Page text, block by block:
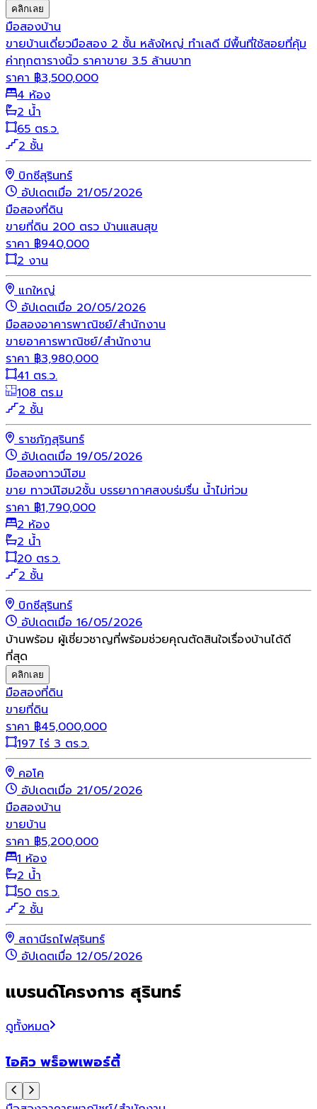
คลิกเลย
มือสองบ้าน
ขายบ้านเดี่ยวมือสอง 2 ชั้น หลังใหญ่ ทำเลดี มีพื้นที่ใช้สอยที่คุ้ม
ค่าทุกตารางนิ้ว ราคาขาย 3.5 ล้านบาท
ราคา ฿3,500,000
4 ห้อง
2 น้ำ
65 ตร.ว.
2 ชั้น
บิกซีสุรินทร์
อัปเดตเมื่อ 21/05/2026
มือสองที่ดิน
ขายที่ดิน 200 ตรว บ้านแสนสุข
ราคา ฿940,000
2 งาน
แกใหญ่
อัปเดตเมื่อ 20/05/2026
มือสองอาคารพาณิชย์/สำนักงาน
ขายอาคารพาณิชย์/สำนักงาน
ราคา ฿3,980,000
41 ตร.ว.
108 ตร.ม
2 ชั้น
ราชภัฏสุรินทร์
อัปเดตเมื่อ 19/05/2026
มือสองทาวน์โฮม
ขาย ทาวน์โฮม2ชั้น บรรยากาศสงบร่มรื่น น้ำไม่ท่วม
ราคา ฿1,790,000
2 ห้อง
2 น้ำ
20 ตร.ว.
2 ชั้น
บิกซีสุรินทร์
อัปเดตเมื่อ 16/05/2026
บ้านพร้อม ผู้เชี่ยวชาญที่พร้อมช่วยคุณตัดสินใจเรื่องบ้านได้ดี
ที่สุด
คลิกเลย
มือสองที่ดิน
ขายที่ดิน
ราคา ฿45,000,000
197 ไร่ 3 ตร.ว.
คอโค
อัปเดตเมื่อ 21/05/2026
มือสองบ้าน
ขายบ้าน
ราคา ฿5,200,000
1 ห้อง
2 น้ำ
50 ตร.ว.
2 ชั้น
สถานีรถไฟสุรินทร์
อัปเดตเมื่อ 12/05/2026
แบรนด์โครงการ สุรินทร์
ดูทั้งหมด
ไอคิว พร็อพเพอร์ตี้